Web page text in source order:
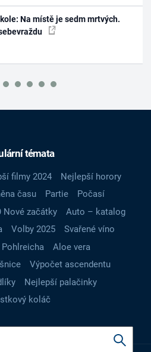
Na místě je sedm mrtvých.
témata
filmy 2024
Nejlepší horory
času Partie
Počasí
Nové začátky
Auto – katalog
Volby 2025
Svařené víno
Aloe vera
Výpočet ascendentu
Nejlepší palačinky
koláč